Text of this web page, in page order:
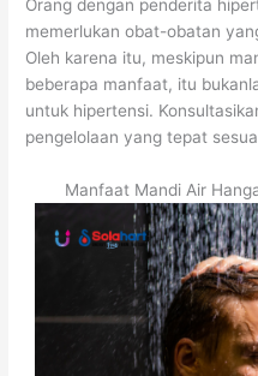
Orang dengan penderita
memerlukan obat-obatan
Oleh karena itu, meskipun
beberapa manfaat, itu
untuk hipertensi.
pengelolaan yang tepat
Manfaat Mandi Air